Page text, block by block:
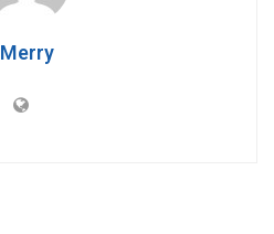
Merry